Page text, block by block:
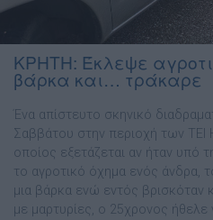
ΚΡΗΤΗ: Έκλεψε
βάρκα και… τράκαρε
Ένα απίστευτο σκηνικό
Σαββάτου στην περιοχή των ΤΕΙ
οποίος εξετάζεται αν ήταν υπό
το αγροτικό όχημα ενός άνδρα,
μια βάρκα ενώ εντός
με μαρτυρίες, ο 25χρονος